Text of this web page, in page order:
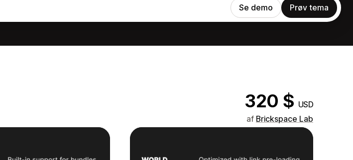
Se demo Prøv tema
320 $ USD
af Brickspace Lab